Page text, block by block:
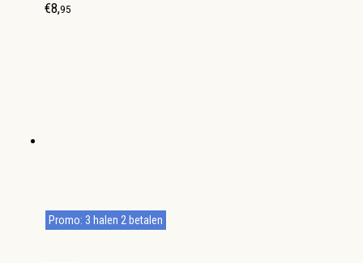
€8,95
Promo: 3 halen 2 betalen